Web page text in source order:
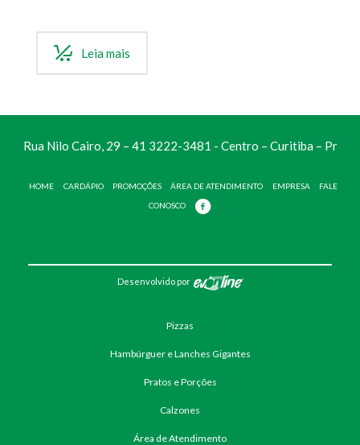
Leia mais
Rua Nilo Cairo, 29 – 41 3222-3481 - Centro – Curitiba – Pr
HOME CARDÁPIO PROMOÇÕES ÁREA DE ATENDIMENTO EMPRESA
FALE
CONOSCO
Desenvolvido por
Pizzas
Hambúrguer e Lanches Gigantes
Pratos e Porções
Calzones
Área de Atendimento